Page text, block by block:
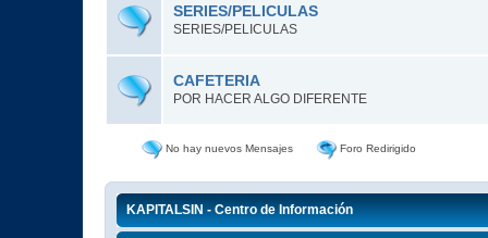
SERIES/PELICULAS
SERIES/PELICULAS
CAFETERIA
POR HACER ALGO DIFERENTE
No hay nuevos Mensajes Foro Redirigido
KAPITALSIN - Centro de Información